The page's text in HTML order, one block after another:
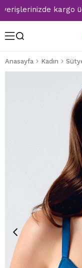
kargo
Anasayfa Kadın